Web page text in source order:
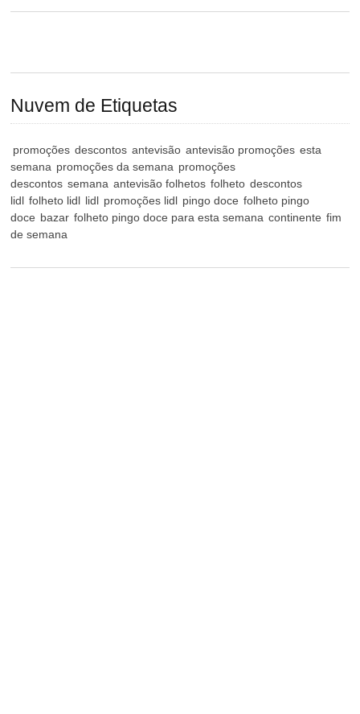
Nuvem de Etiquetas
promoções descontos antevisão antevisão promoções esta
semana promoções da semana promoções
descontos semana antevisão folhetos folheto descontos
lidl folheto lidl lidl promoções lidl pingo doce folheto pingo
doce bazar folheto pingo doce para esta semana continente fim
de semana